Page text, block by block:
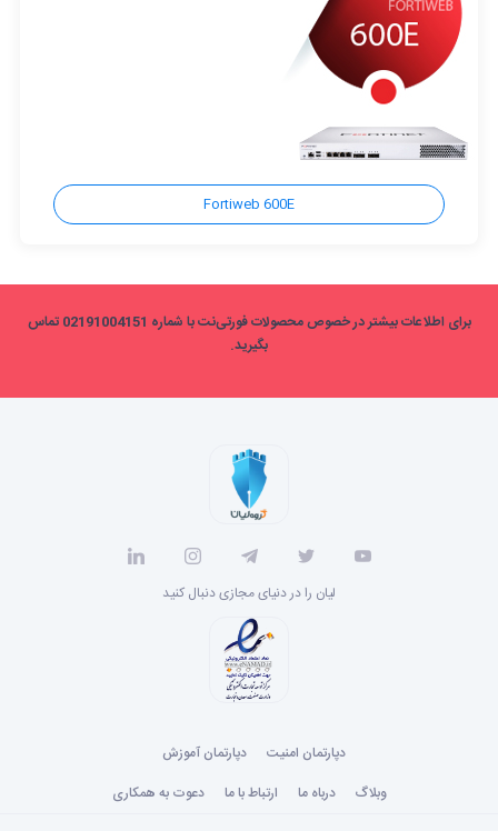
Fortiweb 600E
برای اطلاعات بیشتر در خصوص محصولات فورتی‌نت با شماره 02191004151 تماس
بگیرید.
دپارتمان امنیت دپارتمان آموزش
لیان را در دنیای مجازی دنبال کنید
وبلاگ درباه ما ارتباط با ما دعوت به همکاری